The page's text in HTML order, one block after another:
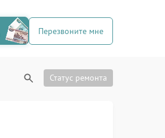
Перезвоните мне
Статус ремонта